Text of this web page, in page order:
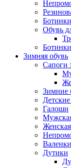
Ботинки
Обувь
Ботинки
Зимняя обувь
Сапоги
Зимние
Галоши
Валенки
Дутики